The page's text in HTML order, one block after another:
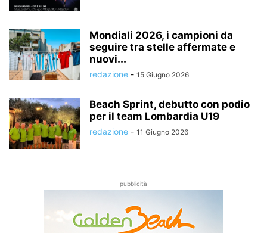
Mondiali 2026, i campioni da
seguire tra stelle affermate e
nuovi...
redazione - 15 Giugno 2026
Beach Sprint, debutto con podio
per il team Lombardia U19
redazione - 11 Giugno 2026
pubblicità